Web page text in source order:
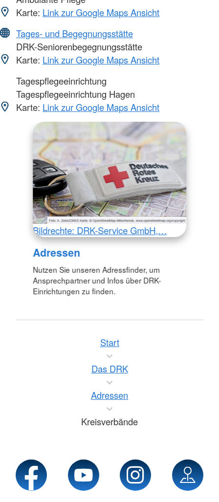
Karte: Link zur Google Maps Ansicht
Tages- und Begegnungsstätte
DRK-Seniorenbegegnungsstätte
Karte: Link zur Google Maps Ansicht
Tagespflegeeinrichtung
Tagespflegeeinrichtung Hagen
Karte: Link zur Google Maps Ansicht
Bildrechte: DRK-Service GmbH,…
Adressen
Nutzen Sie unseren Adressfinder, um
Ansprechpartner und Infos über DRK-
Einrichtungen zu finden.
Start
Das DRK
Adressen
Kreisverbände